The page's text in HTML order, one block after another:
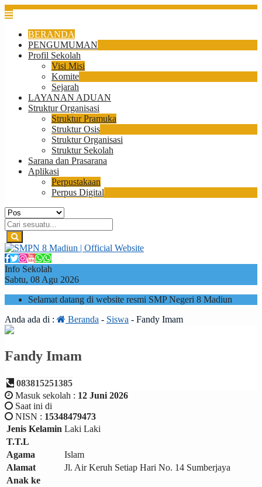
BERANDA
PENGUMUMAN
Profil Sekolah
Visi Misi
Komite
Sejarah
LAYANAN ADUAN
Struktur Organisasi
Struktur Pramuka
Struktur Osis
Struktur Organisasi
Struktur Sekolah
Sarana dan Prasarana
Aplikasi
Perpustakaan
Perpus Digital
Info Sekolah
Sabtu, 08 Agu 2026
Selamat datang di website resmi SMP Negeri 8 Madiun
Anda ada di :
Beranda - Siswa - Fandy Imam
Fandy Imam
083815251385
Masuk sekolah : 12 Juni 2026
Saat ini di
NISN : 15348479473
Jenis Kelamin Laki Laki
T.T.L
Agama
Islam
Alamat
Jl. Air Keruh Setiap Hari No. 14 Sumberjaya
Anak ke